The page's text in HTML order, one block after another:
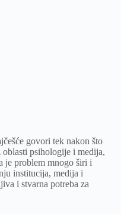
govori tek nakon što
psihologije i medija,
je problem mnogo širi i
institucija, medija i
i stvarna potreba za